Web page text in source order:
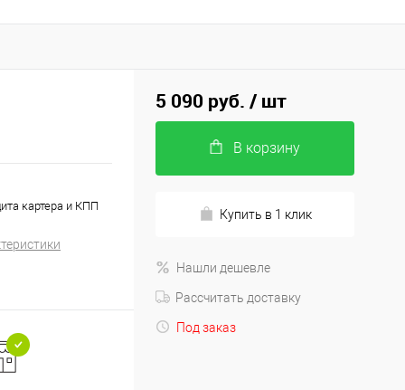
картера и КПП
5 090 руб. / шт
В корзину
Купить в 1 клик
Нашли дешевле
Рассчитать доставку
Под заказ